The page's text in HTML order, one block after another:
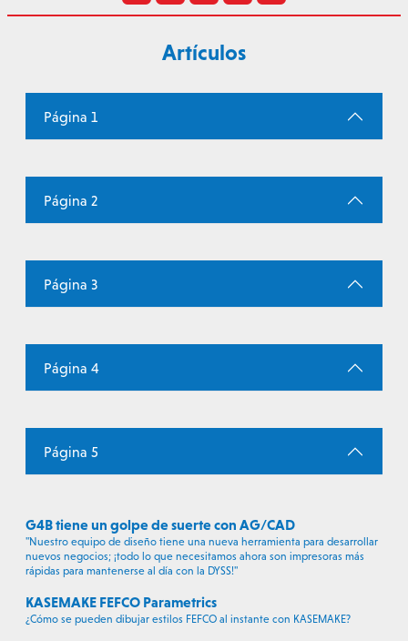
Artículos
Página 1
Página 2
Página 3
Página 4
Página 5
G4B tiene un golpe de suerte con AG/CAD
"Nuestro equipo de diseño tiene una nueva herramienta para desarrollar
nuevos negocios; ¡todo lo que necesitamos ahora son impresoras más
rápidas para mantenerse al día con la DYSS!"
KASEMAKE FEFCO Parametrics
¿Cómo se pueden dibujar estilos FEFCO al instante con KASEMAKE?